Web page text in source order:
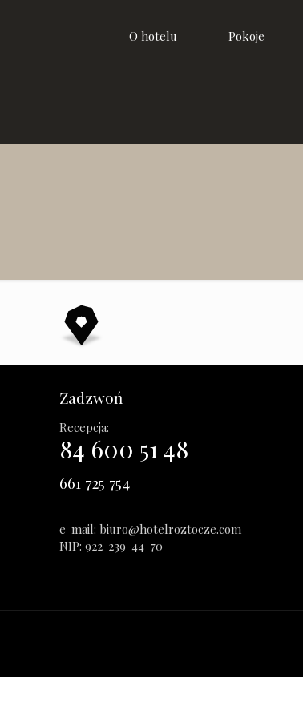
O hotelu Pokoje
Zadzwoń
Recepcja:
84 600 51 48
661 725 754
e-mail: biuro@hotelroztocze.com
NIP: 922-239-44-70